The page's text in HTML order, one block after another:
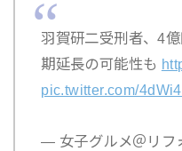
羽賀研二受刑者、4
期延長の可能性も
pic.twitter.com/
— 女子グルメ＠リフ